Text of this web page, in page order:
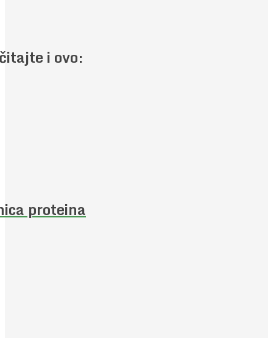
i ovo:
proteina